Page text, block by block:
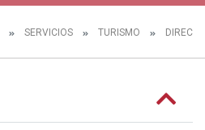
SERVICIOS TURISMO